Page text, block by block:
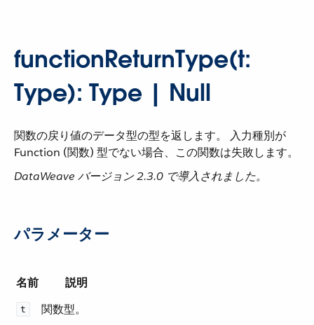
functionReturnType(t:
Type): Type | Null
関数の戻り値のデータ型の型を返します。 入力種別が
Function (関数) 型でない場合、この関数は失敗します。
DataWeave バージョン 2.3.0 で導入されました。
パラメーター
名前 説明
t 関数型。